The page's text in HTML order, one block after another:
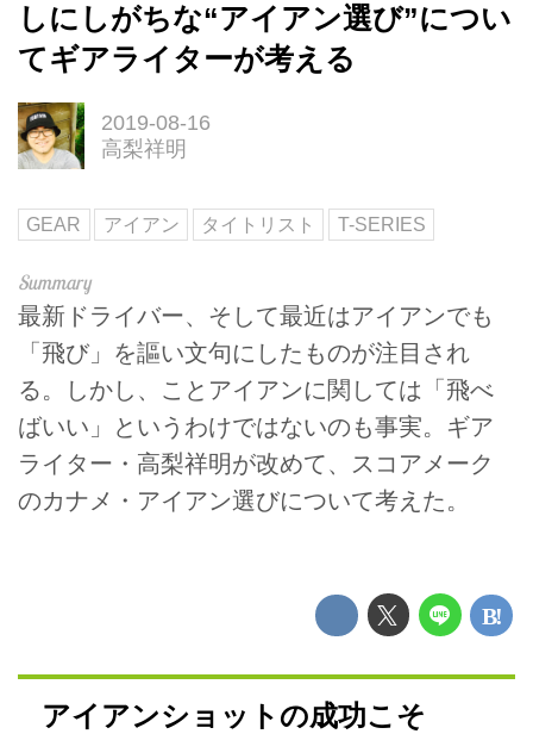
しにしがちな“アイアン選び”につい
てギアライターが考える
2019-08-16
高梨祥明
GEAR アイアン タイトリスト T-SERIES
最新ドライバー、そして最近はアイアンでも
「飛び」を謳い文句にしたものが注目され
る。しかし、ことアイアンに関しては「飛べ
ばいい」というわけではないのも事実。ギア
ライター・高梨祥明が改めて、スコアメーク
のカナメ・アイアン選びについて考えた。
アイアンショットの成功こそ